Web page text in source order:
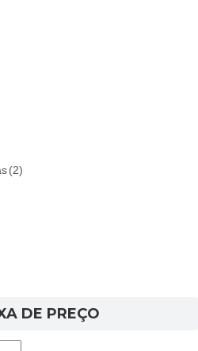
(2)
DE PREÇO